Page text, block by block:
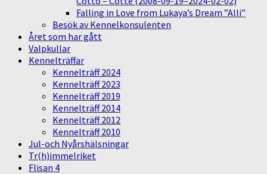
Falling in Love from Lukaya’s Dream ”Alli”
Besök av Kennelkonsulenten
Året som har gått
Valpkullar
Kennelträffar
Kennelträff 2024
Kennelträff 2023
Kennelträff 2019
Kennelträff 2014
Kennelträff 2012
Kennelträff 2010
Jul-och Nyårshälsningar
Tr(h)immelriket
Flisan 4